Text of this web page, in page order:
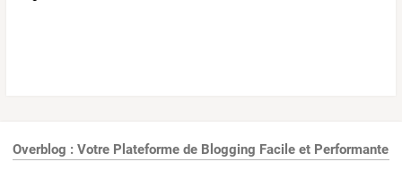
Overblog : Votre Plateforme de Blogging Facile et Performante